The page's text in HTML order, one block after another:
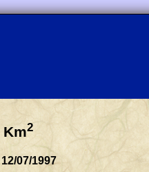
Km2
07/1997